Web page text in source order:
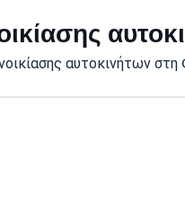
αυτοκινήτων στη